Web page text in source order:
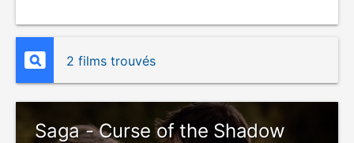
2 films trouvés
Saga - Curse of the Shadow